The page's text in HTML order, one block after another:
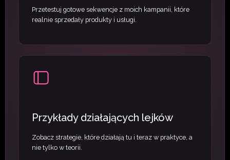
Przetestuj gotowe sekwencje z moich kampanii, które
realnie sprzedały produkty i usługi.
Przykłady działających lejków
Zobacz strategie, które działają tu i teraz w praktyce, a
nie tylko w teorii.